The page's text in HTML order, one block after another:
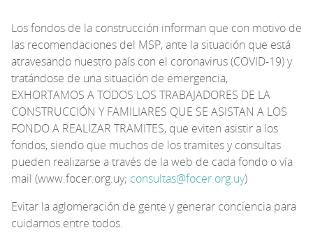
Los fondos de la construcción informan que con motivo de
las recomendaciones del MSP, ante la situación que está
atravesando nuestro país con el coronavirus (COVID-19) y
tratándose de una situación de emergencia,
EXHORTAMOS A TODOS LOS TRABAJADORES DE LA
CONSTRUCCIÓN Y FAMILIARES QUE SE ASISTAN A LOS
FONDO A REALIZAR TRAMITES, que eviten asistir a los
fondos, siendo que muchos de los tramites y consultas
pueden realizarse a través de la web de cada fondo o vía
mail (www.focer.org.uy; consultas@focer.org.uy)
Evitar la aglomeración de gente y generar conciencia para
cuidarnos entre todos.